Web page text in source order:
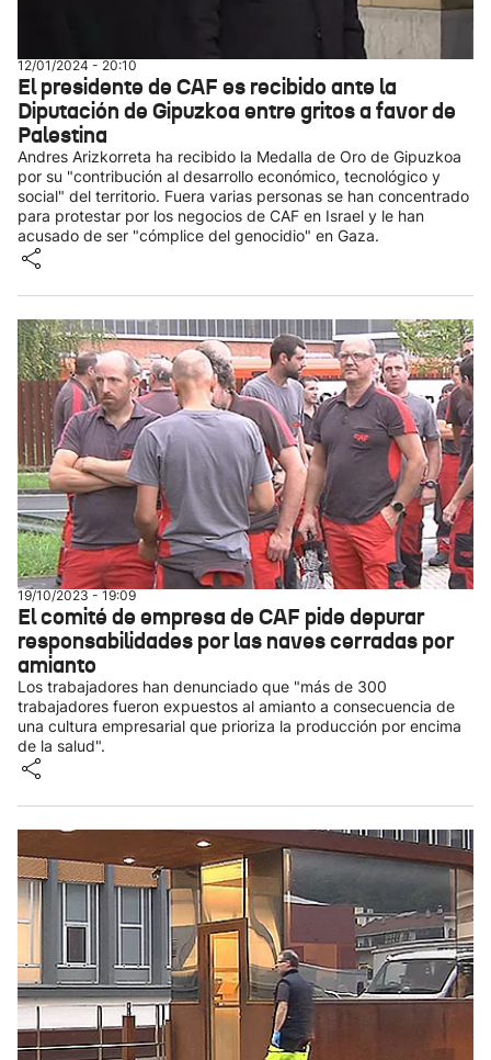
12/01/2024 - 20:10
El presidente de CAF es recibido ante la
Diputación de Gipuzkoa entre gritos a favor de
Palestina
Andres Arizkorreta ha recibido la Medalla de Oro de Gipuzkoa
por su "contribución al desarrollo económico, tecnológico y
social" del territorio. Fuera varias personas se han concentrado
para protestar por los negocios de CAF en Israel y le han
acusado de ser "cómplice del genocidio" en Gaza.
19/10/2023 - 19:09
El comité de empresa de CAF pide depurar
responsabilidades por las naves cerradas por
amianto
Los trabajadores han denunciado que "más de 300
trabajadores fueron expuestos al amianto a consecuencia de
una cultura empresarial que prioriza la producción por encima
de la salud".